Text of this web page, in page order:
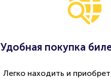
Удобная покупка
Легко находить и